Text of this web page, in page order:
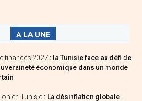
A LA UNE
finances 2027 : la Tunisie face au défi de
économique dans un monde
en Tunisie : La désinflation globale